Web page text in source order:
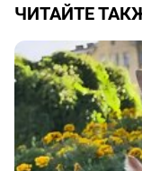
ЧИТАЙТЕ